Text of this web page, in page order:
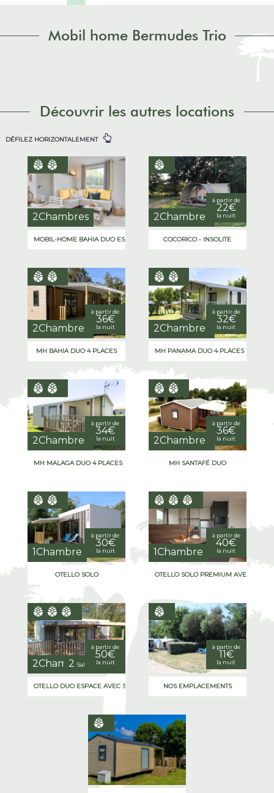
Mobil home Bermudes Trio
Découvrir les autres locations
DÉFILEZ HORIZONTALEMENT
2Chambres
MOBIL-HOME BAHIA DUO ESPACE
2Chambres
COCORICO - INSOLITE
à partir de
22€
la nuit
2Chambres
MH BAHIA DUO 4 PLACES
à partir de
36€
la nuit 2Chambres
MH PANAMA DUO 4 PLACES
à partir de
32€
la nuit
2Chambres
MH MALAGA DUO 4 PLACES
à partir de
34€
la nuit 2Chambres
MH SANTAFÉ DUO
à partir de
36€
la nuit
1Chambre
OTELLO SOLO
à partir de
30€
la nuit 1Chambre
OTELLO SOLO PREMIUM AVEC SPA
à partir de
40€
la nuit
2Chambres
2Salles de bain(s)
OTELLO DUO ESPACE AVEC SPA PREMIUM
à partir de
50€
la nuit
NOS EMPLACEMENTS
à partir de
11€
la nuit